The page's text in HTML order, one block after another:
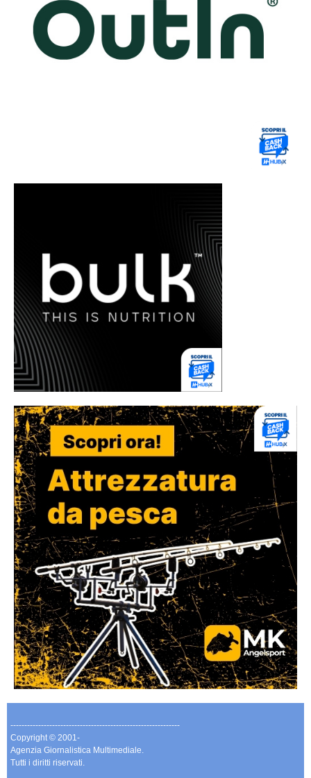
-------------------------------------------------------------
Copyright © 2001-
Agenzia Giornalistica Multimediale.
Tutti i diritti riservati.